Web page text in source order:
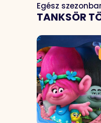
Egész
TANKSÖR